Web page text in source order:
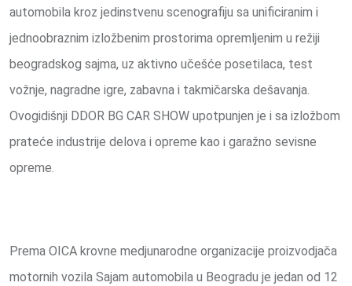
automobila kroz jedinstvenu scenografiju sa unificiranim i
jednoobraznim izložbenim prostorima opremljenim u režiji
beogradskog sajma, uz aktivno učešće posetilaca, test
vožnje, nagradne igre, zabavna i takmičarska dešavanja.
Ovogidišnji DDOR BG CAR SHOW upotpunjen je i sa izložbom
prateće industrije delova i opreme kao i garažno sevisne
opreme.
Prema OICA krovne medjunarodne organizacije proizvodjača
motornih vozila Sajam automobila u Beogradu je jedan od 12